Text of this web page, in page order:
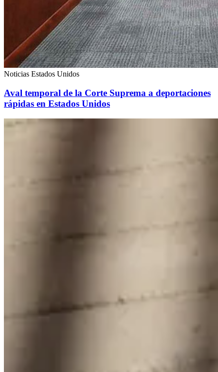
Noticias Estados Unidos
Aval temporal de la Corte Suprema a deportaciones
rápidas en Estados Unidos